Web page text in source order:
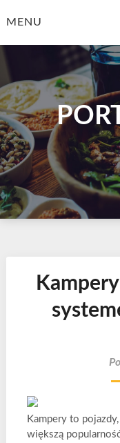
toMENU
Kampery to
większą